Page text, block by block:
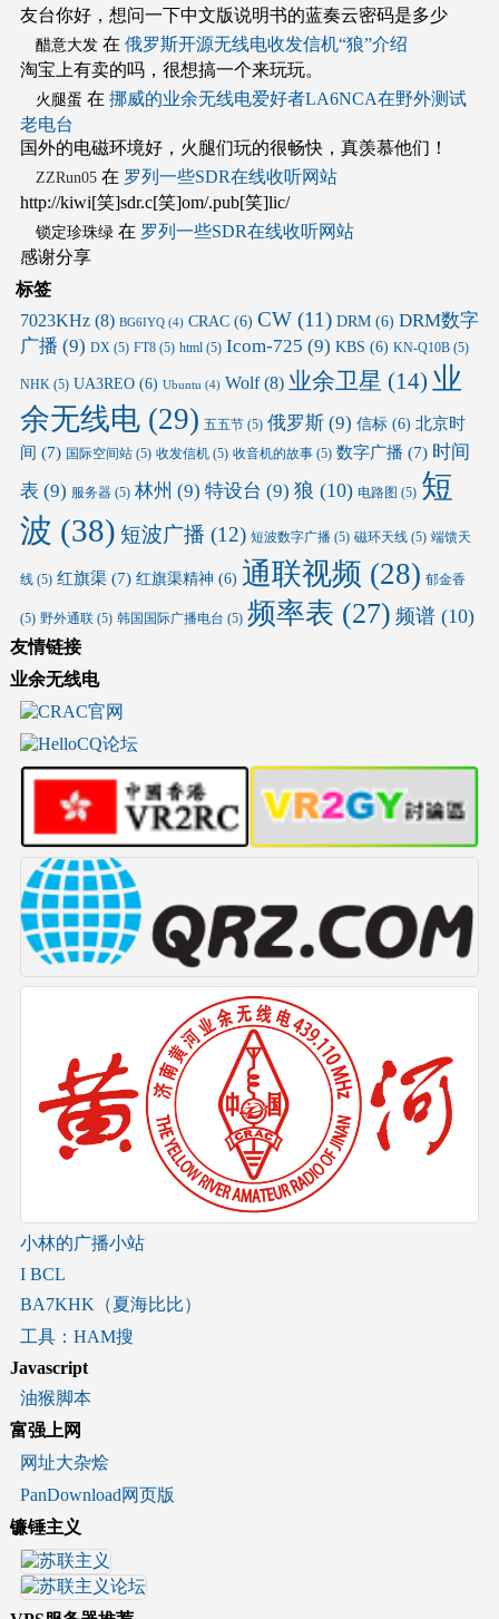
友台你好，想问一下中文版说明书的蓝奏云密码是多少
醋意大发在 俄罗斯开源无线电收发信机“狼”介绍
淘宝上有卖的吗，很想搞一个来玩玩。
火腿蛋 在 挪威的业余无线电爱好者LA6NCA在野外测试
老电台
国外的电磁环境好，火腿们玩的很畅快，真羡慕他们！
ZZRun05在 罗列一些SDR在线收听网站
http://kiwi[笑]sdr.c[笑]om/.pub[笑]lic/
锁定珍珠绿在 罗列一些SDR在线收听网站
感谢分享
标签
7023KHz(8) BG6IYQ(4) CRAC(6) CW(11) DRM(6) DRM数字
广播 (9) DX (5) FT8(5) html(5) Icom-725 (9) KBS (6) KN-Q10B(5)
NHK (5) UA3REO(6) Ubuntu (4) Wolf(8) 业余卫星 (14) 业
余无线电(29) 五五节(5) 俄罗斯(9) 信标(6) 北京时
间 (7) 国际空间站(5) 收发信机(5) 收音机的故事(5) 数字广播 (7) 时间
表 (9) 服务器(5) 林州 (9) 特设台 (9) 狼 (10) 电路图 (5) 短
波 (38) 短波广播 (12) 短波数字广播(5) 磁环天线(5) 端馈天
线(5) 红旗渠(7) 红旗渠精神 (6) 通联视频 (28) 郁金香
(5) 野外通联(5) 韩国国际广播电台 (5) 频率表 (27) 频谱(10)
友情链接
业余无线电
小林的广播小站
I BCL
BA7KHK（夏海比比）
工具：HAM搜
Javascript
油猴脚本
富强上网
网址大杂烩
PanDownload网页版
镰锤主义